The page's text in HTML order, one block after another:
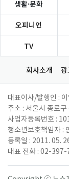
생활·문화
오피니언
TV
회사소개 광
대표이사/발행인 : 이
주소 : 서울시 종로
사업자등록번호 :
청소년보호책임자 :
등록일 : 2011. 05.
대표 전화 : 02-